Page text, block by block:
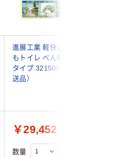
進展工業 軽快どこで
もトイレ べん軽 標準
タイプ 32150006（直
送品）
￥29,452
数量